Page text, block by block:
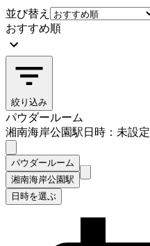
並び替え
おすすめ順
絞り込み
パウダールーム
湘南海岸公園駅日時：未設定
パウダールーム
湘南海岸公園駅
日時を選ぶ